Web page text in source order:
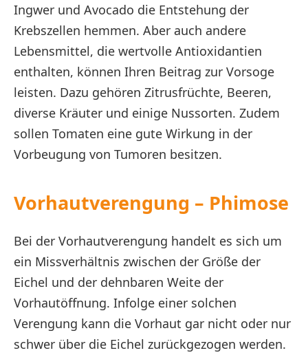
Ingwer und Avocado die Entstehung der
Krebszellen hemmen. Aber auch andere
Lebensmittel, die wertvolle Antioxidantien
enthalten, können Ihren Beitrag zur Vorsoge
leisten. Dazu gehören Zitrusfrüchte, Beeren,
diverse Kräuter und einige Nussorten. Zudem
sollen Tomaten eine gute Wirkung in der
Vorbeugung von Tumoren besitzen.
Vorhautverengung – Phimose
Bei der Vorhautverengung handelt es sich um
ein Missverhältnis zwischen der Größe der
Eichel und der dehnbaren Weite der
Vorhautöffnung. Infolge einer solchen
Verengung kann die Vorhaut gar nicht oder nur
schwer über die Eichel zurückgezogen werden.